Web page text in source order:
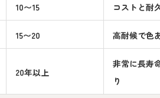
10〜15 コストと耐
15〜20 高耐候で色
20年以上
非常に長寿
り